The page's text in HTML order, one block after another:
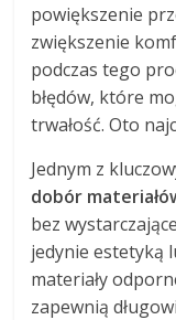
powiększenie
zwiększenie
podczas tego
błędów, które
trwałość. Oto
Jednym z
dobór
bez
jedynie estetyką
materiały
zapewnią